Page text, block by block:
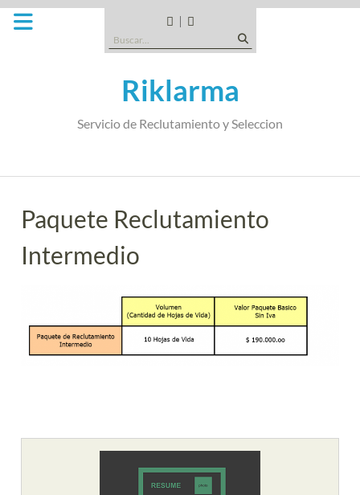
Saltar
CANDIDATOS
TIPO
EMPRESA
SOMOS
Buscar:
Riklarma
Servicio de Reclutamiento y Seleccion
Paquete Reclutamiento
Intermedio